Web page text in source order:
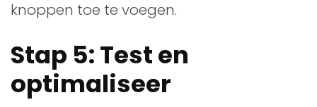
knoppen toe te voegen.
Stap 5: Test en
optimaliseer